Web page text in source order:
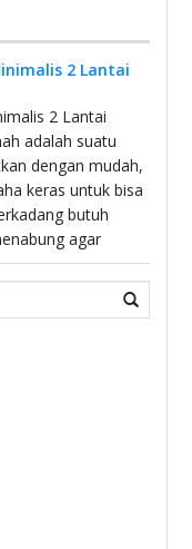
2 Lantai
2 Lantai
adalah suatu
dengan mudah,
keras untuk bisa
butuh
agar